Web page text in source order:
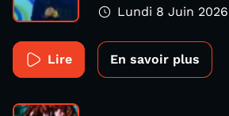
Lundi 8 Juin 2026
Lire En savoir plus